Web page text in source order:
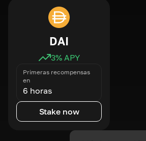
DAI
3% APY
Primeras recompensas
en
6 horas
Stake now